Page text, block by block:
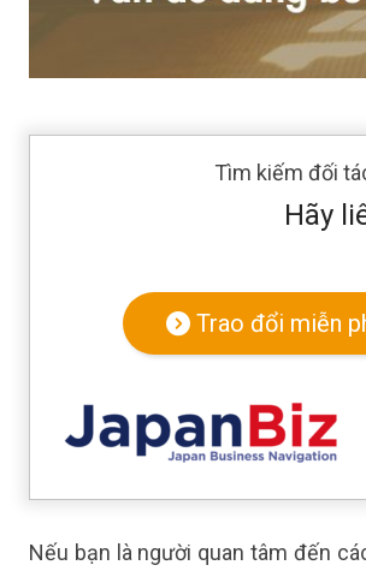
Tìm kiếm đối
Hãy
Trao đổi miễn
Nếu bạn là người quan tâm đến